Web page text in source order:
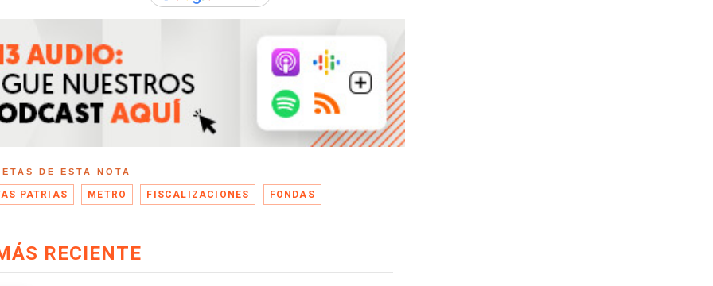
DE ESTA NOTA
PATRIAS METRO FISCALIZACIONES FONDAS
RECIENTE